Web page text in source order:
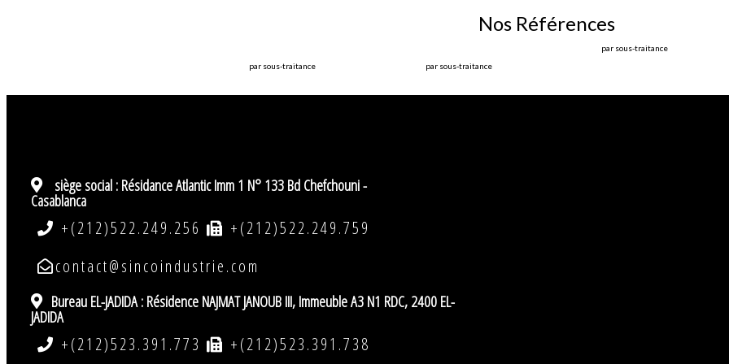
Nos Références
par sous-traitance
par sous-traitance
par sous-traitance
siège social :Résidance Atlantic Imm 1 N° 133 Bd Chefchouni -
Casablanca
+(212)522.249.256
+(212)522.249.759
contact@sincoindustrie.com
Bureau EL-JADIDA : Résidence NAJMAT JANOUB III, Immeuble A3 N1 RDC, 2400 EL-
JADIDA
+(212)523.391.773 +(212)523.391.738